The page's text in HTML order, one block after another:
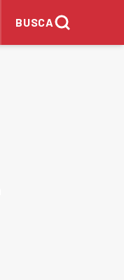
BUSCA